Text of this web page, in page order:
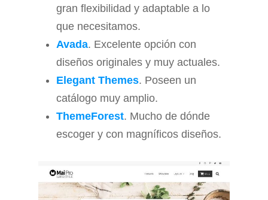
gran flexibilidad y adaptable a lo
que necesitamos.
Avada. Excelente opción con
diseños originales y muy actuales.
Elegant Themes. Poseen un
catálogo muy amplio.
ThemeForest. Mucho de dónde
escoger y con magníficos diseños.